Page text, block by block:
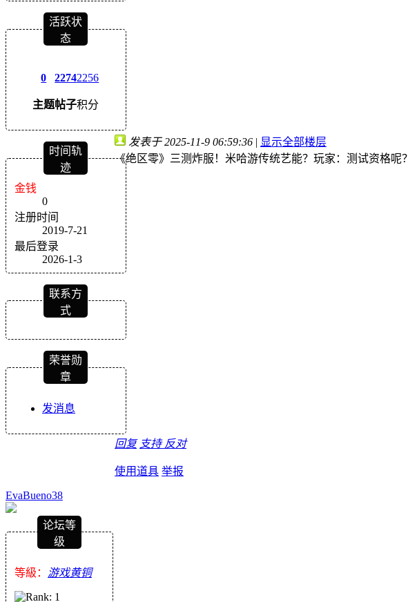
活跃状
态
0
主题
2274
帖子
2256
积分
时间轨
迹
金钱
0
注册时间
2019-7-21
最后登录
2026-1-3
联系方
式
荣誉勋
章
发消息
发表于 2025-11-9 06:59:36 | 显示全部楼层
《绝区零》三测炸服！米哈游传统艺能？玩家：测试资格呢？
回复 支持 反对
使用道具 举报
EvaBueno38
论坛等
级
等級： 游戏黄铜